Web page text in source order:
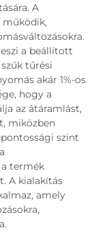
A
működik,
a beállított
tűrési
akár 1%-os
hogy a
az átáramlást,
miközben
szint
termék
A kialakítás
amely